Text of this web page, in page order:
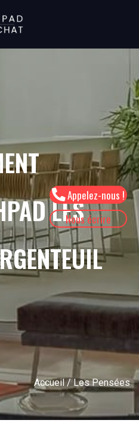
Appelez-nous !
Nous écrire
LES
Accueil/ Les Pensées